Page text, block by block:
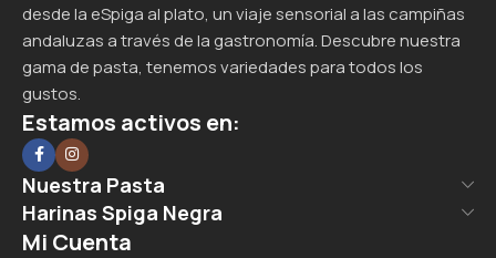
desde la eSpiga al plato, un viaje sensorial a las campiñas
andaluzas a través de la gastronomía. Descubre nuestra
gama de pasta, tenemos variedades para todos los
gustos.
Estamos activos en:
Nuestra Pasta
Harinas Spiga Negra
Mi Cuenta